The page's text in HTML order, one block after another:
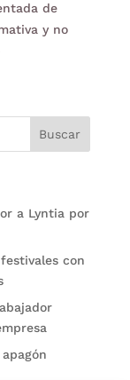
de
y no
a Lyntia por
con